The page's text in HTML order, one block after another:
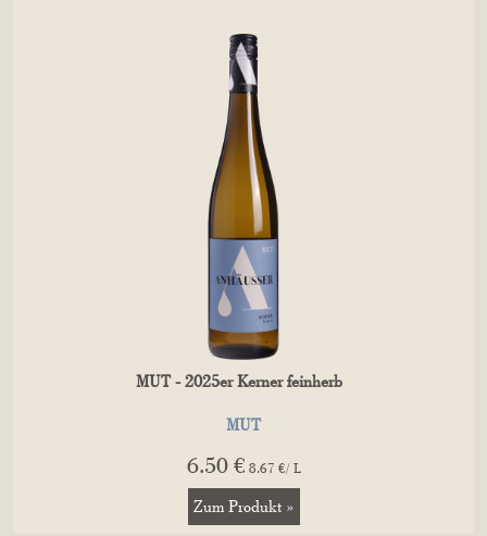
MUT - 2025er Kerner feinherb
MUT
6.50 € 8.67 €/ L
Zum Produkt »